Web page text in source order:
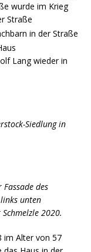
wurde im Krieg
Straße
in der Straße
Lang wieder in
Siedlung in
des
unten
2020.
im Alter von 57